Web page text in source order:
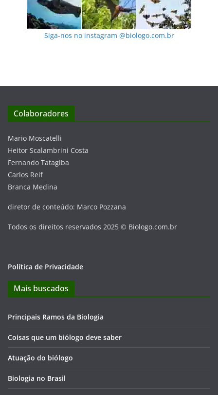
Siga-nos no instagram @biologo.com.br
Colaboradores
Mario Moscatelli
Heitor Scalambrini Costa
Fernando Tatagiba
Carlos Reif
Branca Medina
diretor de conteúdo: Marco Pozzana
Todos os direitos reservados 2025 © Biologo.com.br
Política de Privacidade
Mais buscados
Principais Ramos da Biologia
Coisas que um biólogo deve saber
Atuação do biólogo
Biologia no Brasil